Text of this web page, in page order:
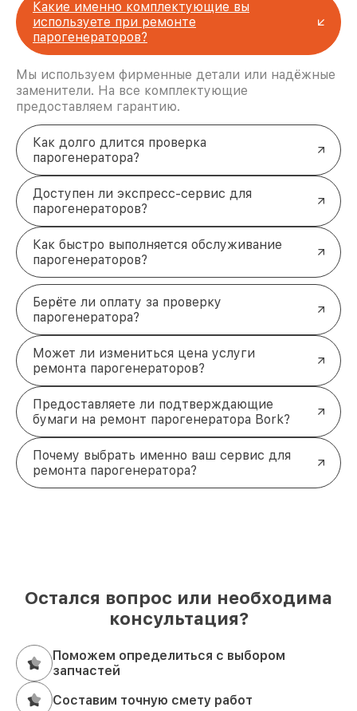
вы не оставались без техники.
Доступные цены. Прозрачность стоимости
на всех этапах ремонта.
Как вернуть технику в строй?
Оставьте заявку на ремонт парогенератора Bork,
и мы перезвоним вам в течение 5 минут! Заберём
устройство, проведём диагностику и вернём его
в идеальном состоянии. Свяжитесь с нами по
телефону +7 (831) 238-94-25 или приезжайте по
адресу Советская площадь, 3, этаж 1.
Какие именно комплектующие вы
используете при ремонте
парогенераторов?
Мы используем фирменные детали или надёжные
заменители. На все комплектующие
предоставляем гарантию.
Как долго длится проверка
парогенератора?
Доступен ли экспресс-сервис для
парогенераторов?
Как быстро выполняется обслуживание
парогенераторов?
Берёте ли оплату за проверку
парогенератора?
Может ли измениться цена услуги
ремонта парогенераторов?
Предоставляете ли подтверждающие
бумаги на ремонт парогенератора Bork?
Почему выбрать именно ваш сервис для
ремонта парогенератора?
Остался вопрос или необходима
консультация?
Поможем определиться с выбором
запчастей
Составим точную смету работ